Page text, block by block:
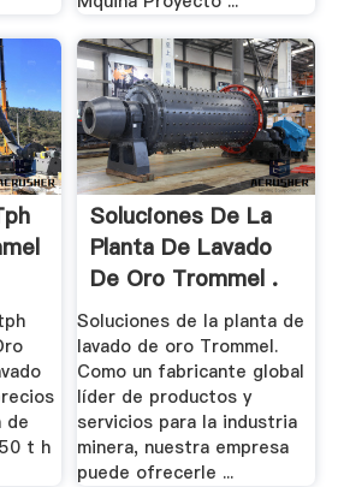
de
t h
Soluciones De La
Planta De Lavado
De Oro Trommel .
Soluciones de la planta de
lavado de oro Trommel.
Como un fabricante global
líder de productos y
servicios para la industria
minera, nuestra empresa
puede ofrecerle ...